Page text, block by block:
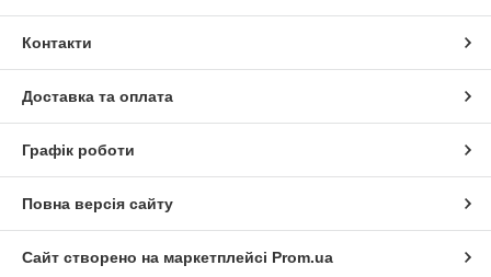
Контакти
Доставка та оплата
Графік роботи
Повна версія сайту
Сайт створено на маркетплейсі Prom.ua